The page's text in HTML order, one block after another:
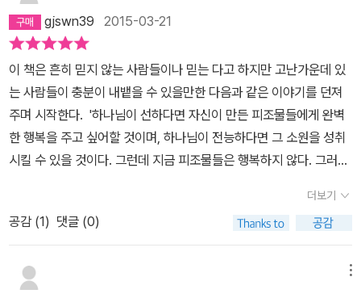
적일 수 밖에 없는 이유는 루이스 그 자신이 이런 삶을 추구하고 실천
했다는 점이다. 루이스의 전기를 읽어보면 알 수 있듯이 그는 위선적
인 삶을 살지 않았다. 그는 항상 기도와 성경 중심의 겸손한 삶을 살려
고 노력했다. 이런 그의 노력이 그의 책에서 그대로 묻어나는 것이다.
이책을 읽는 사람은 절대로 후회하지 않을 것이다. 루이스의 글을 읽
는 자체만으로도 삶이 즐거워질테니까.
gjswn39 2015-03-21
이 책은 흔히 믿지 않는 사람들이나 믿는 다고 하지만 고난가운데 있
는 사람들이 충분이 내뱉을 수 있을만한 다음과 같은 이야기를 던져
주며 시작한다. '하나님이 선하다면 자신이 만든 피조물들에게 완벽
한 행복을 주고 싶어할 것이며, 하나님이 전능하다면 그 소원을 성취
시킬 수 있을 것이다. 그런데 지금 피조물들은 행복하지 않다. 그러므
도 않고 능력도 없는 존재일 것이다.' 물론 그 고통이 너무나 심하여
하나님을 선하지 않다고 보고 싶은 마음이 드는것에 대해서는 안타깝
지만, 냉정하게 보면 하나님을 모르기 때문에 선하지 않게 보는 것이
라 생각한다. 이에 대해 C.S. 루이스는 아주 근본적인 부분부터 하나
더보기
공감 (1) 댓글 (0)